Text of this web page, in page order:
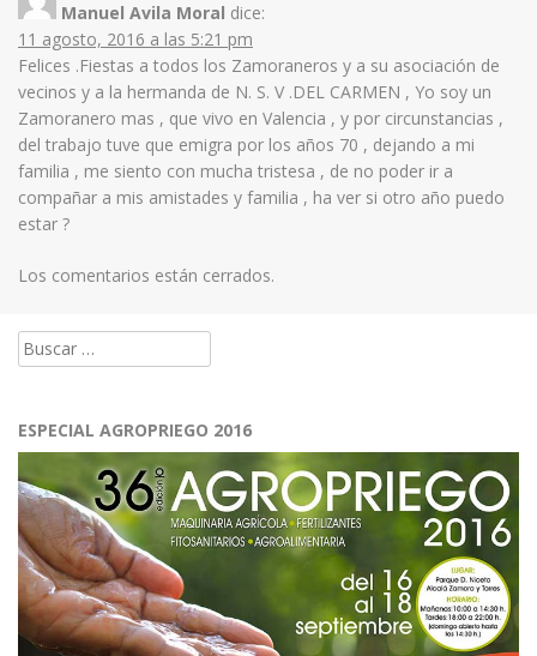
Manuel Avila Moral dice:
11 agosto, 2016 a las 5:21 pm
Felices .Fiestas a todos los Zamoraneros y a su asociación de
vecinos y a la hermanda de N. S. V .DEL CARMEN , Yo soy un
Zamoranero mas , que vivo en Valencia , y por circunstancias ,
del trabajo tuve que emigra por los años 70 , dejando a mi
familia , me siento con mucha tristesa , de no poder ir a
compañar a mis amistades y familia , ha ver si otro año puedo
estar ?
Los comentarios están cerrados.
Buscar:
ESPECIAL AGROPRIEGO 2016